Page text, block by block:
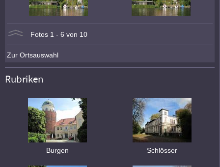
Fotos 1 - 6 von 10
Zur Ortsauswahl
Rubriken
Burgen Schlösser